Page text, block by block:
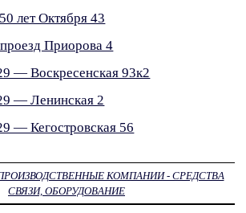
лет Октября 43
Приорова 4
— Воскресенская 93к2
— Ленинская 2
— Кегостровская 56
КОМПАНИИ - СРЕДСТВА
СВЯЗИ, ОБОРУДОВАНИЕ